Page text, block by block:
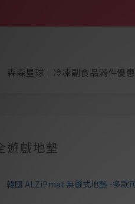
森森星球｜冷凍副食品滿件優惠
遊戲地墊